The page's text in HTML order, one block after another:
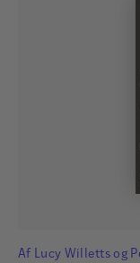
Af Lucy Willetts og